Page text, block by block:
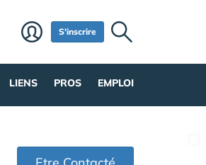
S'inscrire
LIENS PROS EMPLOI